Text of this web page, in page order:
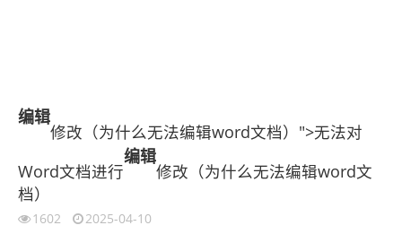
编辑
修改（为什么无法编辑word文档）">无法对
Word文档进行
编辑
修改（为什么无法编辑word文
档）
1602 2025-04-10